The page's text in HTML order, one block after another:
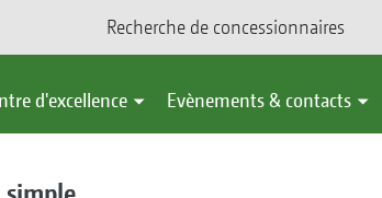
Recherche de concessionnaires
d'excellence Evènements & contacts